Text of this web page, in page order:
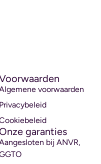
voorwaarden
Privacybeleid
Onze garanties
bij ANVR,